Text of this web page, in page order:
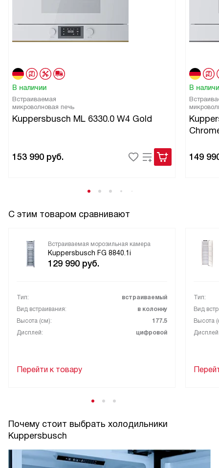
В наличии
Встраиваемая
микроволновая печь
Kuppersbusch ML 6330.0 W4 Gold
153 990 руб.
В
149
С этим товаром сравнивают
Встраиваемая морозильная камера
Kuppersbusch FG 8840.1i
129 990 руб.
Тип:
встраиваемый
Вид встраивания:
в колонну
Высота (см):
177.5
Дисплей:
цифровой
Перейти к товару
Тип:
Вид
Высота
Почему стоит выбрать холодильники
Kuppersbusch